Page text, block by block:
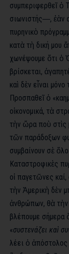
συμπεριφερθεῖ ὁ
σιωνιστής―, ἐὰν
πυρηνικὸ
κατὰ τὴ δική μου
χωνέψουμε ὅτι ὁ
βρίσκεται,
καὶ δὲν εἶναι
Προσπαθεῖ ὁ
οἰκονομικά, τὰ
τὴν ὥρα ποὺ στὶς
τῶν παράδοξων
συμβαίνουν σὲ
Καταστροφικὲς
οἱ παγετῶνες
τὴν Ἀμερικὴ δὲν
ἀνθρώπων, θὰ τὴν
βλέπουμε σήμερα
«συστενάζει καὶ
λέει ὁ ἀπόστολος